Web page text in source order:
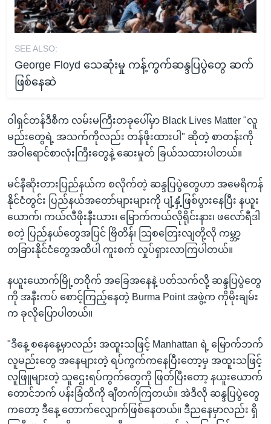
SEE ALSO:
George Floyd သေဆုံးမှု ကန့်ကွက်ဆန္ဒပြပွဲတွေ ဆက်
ဖြစ်နေဆဲ
ဝါရှင်တန်ဒီစီက လမ်းမကြီးတခုပေါ်မှာ Black Lives Matter "လူ
မည်းတွေရဲ့ အသက်ကိုလည်း တန်ဖိုးထားပါ" ဆိုတဲ့ စာတန်းကို
အဝါရောင်စာလုံးကြီးတွေနဲ့ ဆေးမှုတ် ခြယ်သထားပါတယ်။
မင်နီဆိုးတားပြည်နယ်က စလိုက်တဲ့ ဆန္ဒပြပွဲတွေဟာ အမေရိကန်
နိုင်ငံတွင်း ပြည်နယ်အတော်များများကို ပျံ့နှံ့ဖြစ်ပွားနေပြီး နယူး
ယောက်၊ ကယ်လီဖိုးနီးယား၊ မြောက်ကယ်လိုရိုင်းနား၊ ဖလော်ရီဒါ
စတဲ့ ပြည်နယ်တွေအပြင် ဗြိတိန်၊ သြစတြေးလျတို့လို ကမ္ဘာ့
တခြားနိုင်ငံတွေအထိပါ ကူးစက် လှုပ်ရှားလာကြပါတယ်။
နယူးယောက်မြို့တဝိုက် အခြေအနေနဲ့ ပတ်သက်လို့ ဆန္ဒပြပွဲတွေ
ကို အနီးကပ် စောင့်ကြည့်နေတဲ့ Burma Point အဖွဲ့က ကိုမိုးချမ်း
က ခုလိုပြောပါတယ်။
"ဒီနေ့ စနေနေ့မှာလည်း အထူးသဖြင့် Manhattan ရဲ့ မြောက်ဘက်
လူမည်းတွေ အနေများတဲ့ ရပ်ကွက်ကနေပြီးတော့မှ အထူးသဖြင့်
လူဖြူများတဲ့ သူဌေးရပ်ကွက်တွေကို ဖြတ်ပြီးတော့ နယူးယောက်
တောင်ဘက် ပန်းခြံထိကို ချီတက်ကြတယ်။ အဲဒီလို ဆန္ဒပြပွဲတွေ
ကတော့ ဒီနေ့ တောက်လျှောက်ဖြစ်နေတယ်။ ဒီညနေမှာလည်း ရှိ